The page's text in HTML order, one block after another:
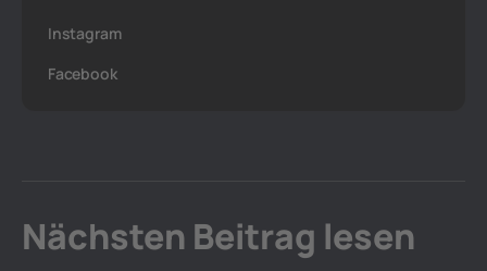
Instagram
Facebook
Nächsten Beitrag lesen